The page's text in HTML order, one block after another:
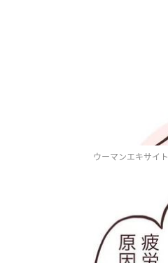
ウーマンエキサイト